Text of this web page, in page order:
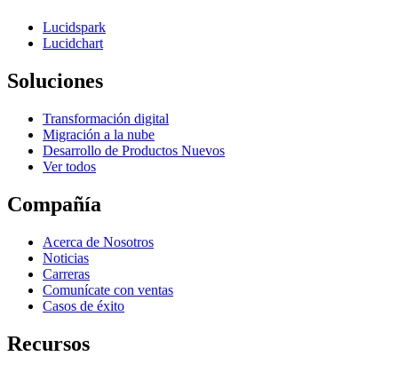
Lucidspark
Lucidchart
Soluciones
Transformación digital
Migración a la nube
Desarrollo de Productos Nuevos
Ver todos
Compañía
Acerca de Nosotros
Noticias
Carreras
Comunícate con ventas
Casos de éxito
Recursos